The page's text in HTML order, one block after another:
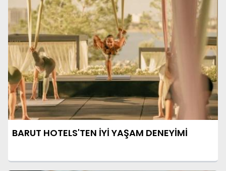
BARUT HOTELS'TEN İYİ YAŞAM DENEYİMİ